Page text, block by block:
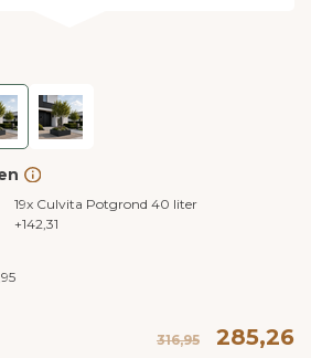
19x Culvita Potgrond 40 liter
+142,31
316,95 285,26